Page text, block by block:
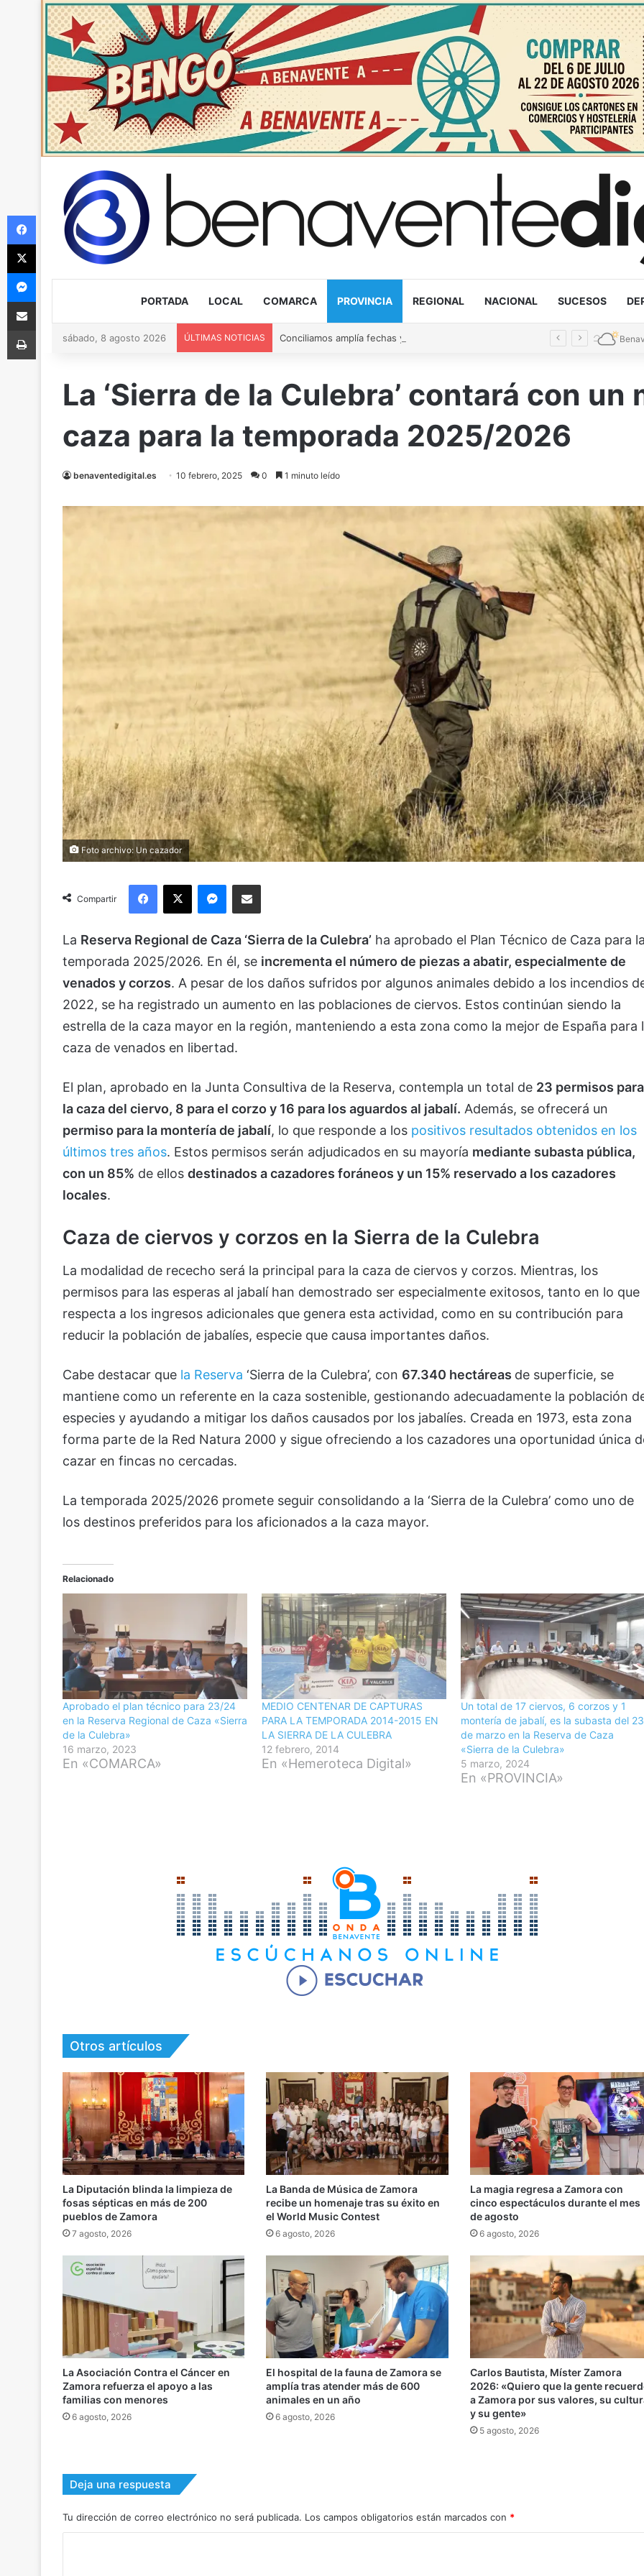
PORTADA LOCAL COMARCA PROVINCIA REGIONAL NACIONAL SUCESOS
sábado, 8 agosto 2026 ÚLTIMAS NOTICIAS
La ‘Sierra de la Culebra’ contará con un
caza para la temporada 2025/2026
benaventedigital.es 10 febrero, 2025 0 1 minuto leído
Foto archivo: Un cazador
Compartir
Facebook
X Messenger
Compartir via Email
La Reserva Regional de Caza ‘Sierra de la Culebra’ ha aprobado el Plan Técnico de Caza para
temporada 2025/2026. En él, se incrementa el número de piezas a abatir, especialmente de
venados y corzos. A pesar de los daños sufridos por algunos animales debido a los incendios
2022, se ha registrado un aumento en las poblaciones de ciervos. Estos continúan siendo la
estrella de la caza mayor en la región, manteniendo a esta zona como la mejor de España para
caza de venados en libertad.
El plan, aprobado en la Junta Consultiva de la Reserva, contempla un total de 23 permisos para
la caza del ciervo, 8 para el corzo y 16 para los aguardos al jabalí. Además, se ofrecerá un
permiso para la montería de jabalí, lo que responde a los positivos resultados obtenidos en los
últimos tres años. Estos permisos serán adjudicados en su mayoría mediante subasta pública,
con un 85% de ellos destinados a cazadores foráneos y un 15% reservado a los cazadores
locales.
Caza de ciervos y corzos en la Sierra de la Culebra
La modalidad de rececho será la principal para la caza de ciervos y corzos. Mientras, los
permisos para las esperas al jabalí han demostrado ser especialmente exitosos, tanto en lo que
respecta a los ingresos adicionales que genera esta actividad, como en su contribución para
reducir la población de jabalíes, especie que causa importantes daños.
Cabe destacar que la Reserva ‘Sierra de la Culebra’, con 67.340 hectáreas de superficie, se
mantiene como un referente en la caza sostenible, gestionando adecuadamente la población
especies y ayudando a mitigar los daños causados por los jabalíes. Creada en 1973, esta zona
forma parte de la Red Natura 2000 y sigue ofreciendo a los cazadores una oportunidad única
cazar en fincas no cercadas.
La temporada 2025/2026 promete seguir consolidando a la ‘Sierra de la Culebra’ como uno de
los destinos preferidos para los aficionados a la caza mayor.
Relacionado
Aprobado el plan técnico para 23/24
en la Reserva Regional de Caza «Sierra
de la Culebra»
16 marzo, 2023
En «COMARCA»
MEDIO CENTENAR DE CAPTURAS
PARA LA TEMPORADA 2014-2015 EN
LA SIERRA DE LA CULEBRA
12 febrero, 2014
En «Hemeroteca Digital»
Un total de 17 ciervos, 6 corzos y 1
montería de jabalí, es la subasta del 23
de marzo en la Reserva de Caza
«Sierra de la Culebra»
5 marzo, 2024
En «PROVINCIA»
Otros artículos
La Diputación blinda la limpieza de
fosas sépticas en más de 200
pueblos de Zamora
7 agosto, 2026
La Banda de Música de Zamora
recibe un homenaje tras su éxito en
el World Music Contest
6 agosto, 2026
La magia regresa a Zamora con
cinco espectáculos durante el mes
de agosto
6 agosto, 2026
La Asociación Contra el Cáncer en
Zamora refuerza el apoyo a las
familias con menores
6 agosto, 2026
El hospital de la fauna de Zamora se
amplía tras atender más de 600
animales en un año
6 agosto, 2026
Carlos Bautista, Míster Zamora
2026: «Quiero que la gente
a Zamora por sus valores, su
y su gente»
5 agosto, 2026
Deja una respuesta
Tu dirección de correo electrónico no será publicada. Los campos obligatorios están marcados con *
Facebook
X
Messenger
Compartir via Email